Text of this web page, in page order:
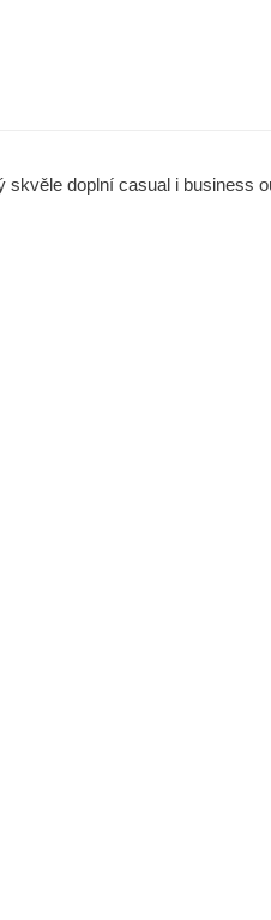
doplní casual i business